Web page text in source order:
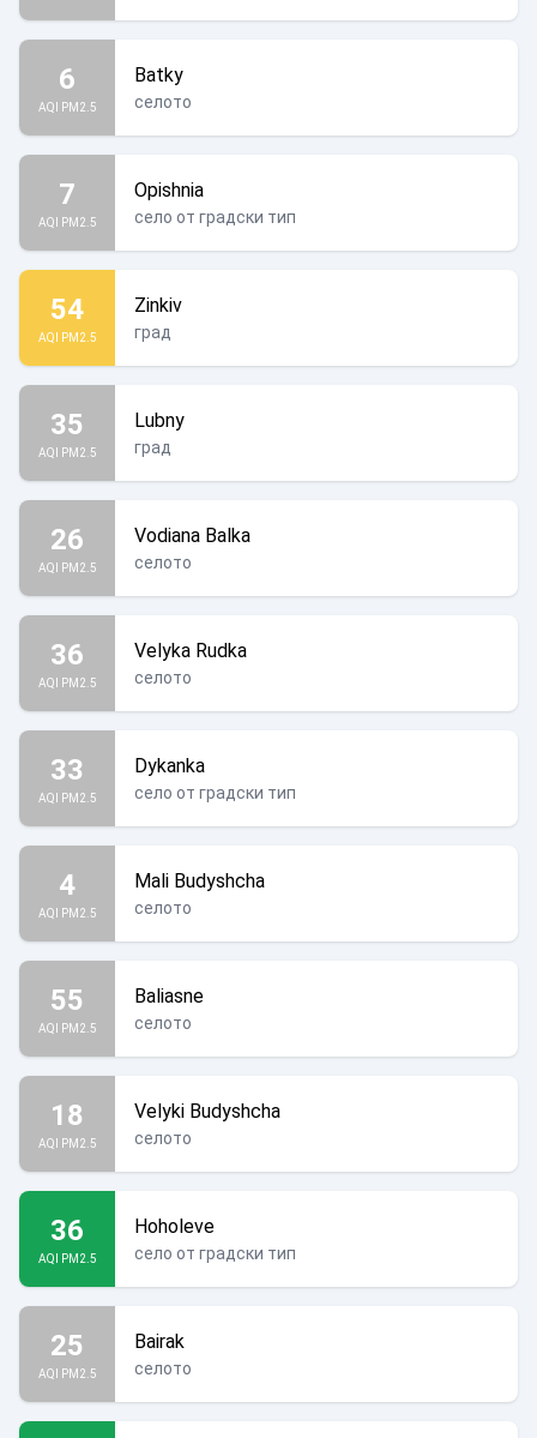
6
AQI PM2.5
Batky
селото
7
AQI PM2.5
Opishnia
село от градски тип
54
AQI PM2.5
Zinkiv
град
35
AQI PM2.5
Lubny
град
26
AQI PM2.5
Vodiana Balka
селото
36
AQI PM2.5
Velyka Rudka
селото
33
AQI PM2.5
Dykanka
село от градски тип
4
AQI PM2.5
Mali Budyshcha
селото
55
AQI PM2.5
Baliasne
селото
18
AQI PM2.5
Velyki Budyshcha
селото
36
AQI PM2.5
Hoholeve
село от градски тип
25
AQI PM2.5
Bairak
селото